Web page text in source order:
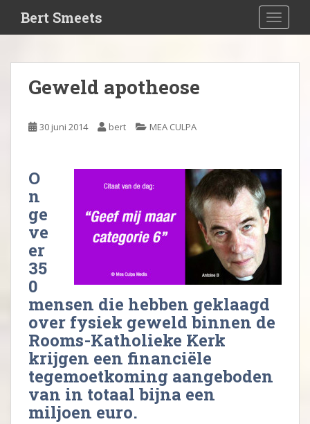
i
Bert Smeets
Geweld apotheose
30 juni 2014 bert MEA CULPA
O
n
ge
ve
er
35
0
mensen die hebben geklaagd
over fysiek geweld binnen de
Rooms-Katholieke Kerk
krijgen een financiële
tegemoetkoming aangeboden
van in totaal bijna een
miljoen euro.